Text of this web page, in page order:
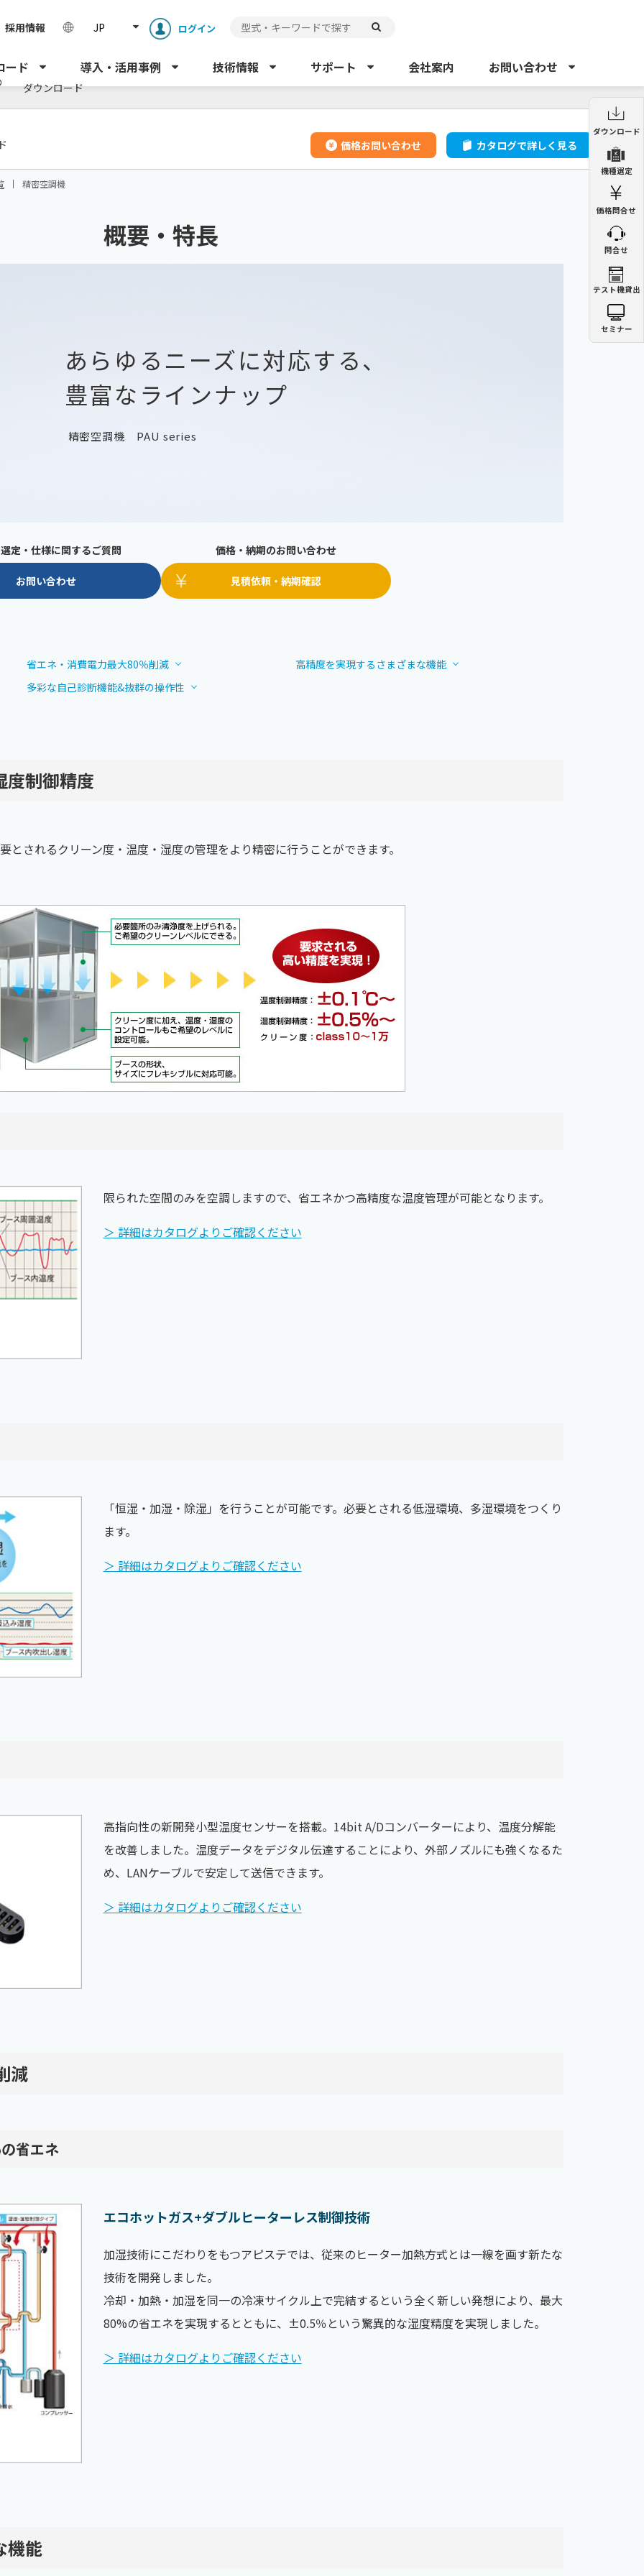
採用情報 JP ログイン
ード 導入・活用事例 技術情報 サポート 会社案内 お問い合わせ
ダウンロード
ENC 制御盤用クーラー ENH 制御盤用熱交換器
PCU チラー VSC オイルチラー
機種選定
ENC 制御盤用クーラー
価格問合せ
問合せ
テスト機貸出
セミナー
ダウンロード
価格お問い合わせ カタログで詳しく見る
精密空調機
概要・特長
あらゆるニーズに対応する、
豊富なラインナップ
精密空調機 PAU series
定・仕様に関するご質問
お問い合わせ
価格・納期のお問い合わせ
見積依頼・納期確認
省エネ・消費電力最大80％削減
高精度を実現するさまざまな機能
多彩な自己診断機能&抜群の操作性
度制御精度
されるクリーン度・温度・湿度の管理をより精密に行うことができます。
限られた空間のみを空調しますので、省エネかつ高精度な温度管理が可能となります。
＞ 詳細はカタログよりご確認ください
「恒湿・加湿・除湿」を行うことが可能です。必要とされる低湿環境、多湿環境をつくり
ます。
＞ 詳細はカタログよりご確認ください
高指向性の新開発小型温度センサーを搭載。14bit A/Dコンバーターにより、温度分解能
を改善しました。温度データをデジタル伝達することにより、外部ノズルにも強くなるた
め、LANケーブルで安定して送信できます。
＞ 詳細はカタログよりご確認ください
減
省エネ
エコホットガス+ダブルヒーターレス制御技術
加湿技術にこだわりをもつアピステでは、従来のヒーター加熱方式とは一線を画す新たな
技術を開発しました。
冷却・加熱・加湿を同一の冷凍サイクル上で完結するという全く新しい発想により、最大
80%の省エネを実現するとともに、±0.5％という驚異的な湿度精度を実現しました。
＞ 詳細はカタログよりご確認ください
機能